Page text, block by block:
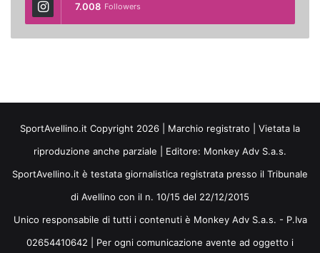
7.008 Followers
SportAvellino.it Copyright 2026 | Marchio registrato | Vietata la
riproduzione anche parziale | Editore: Monkey Adv S.a.s.
SportAvellino.it è testata giornalistica registrata presso il Tribunale
di Avellino con il n. 10/15 del 22/12/2015
Unico responsabile di tutti i contenuti è Monkey Adv S.a.s. - P.Iva
02654410642 | Per ogni comunicazione avente ad oggetto i